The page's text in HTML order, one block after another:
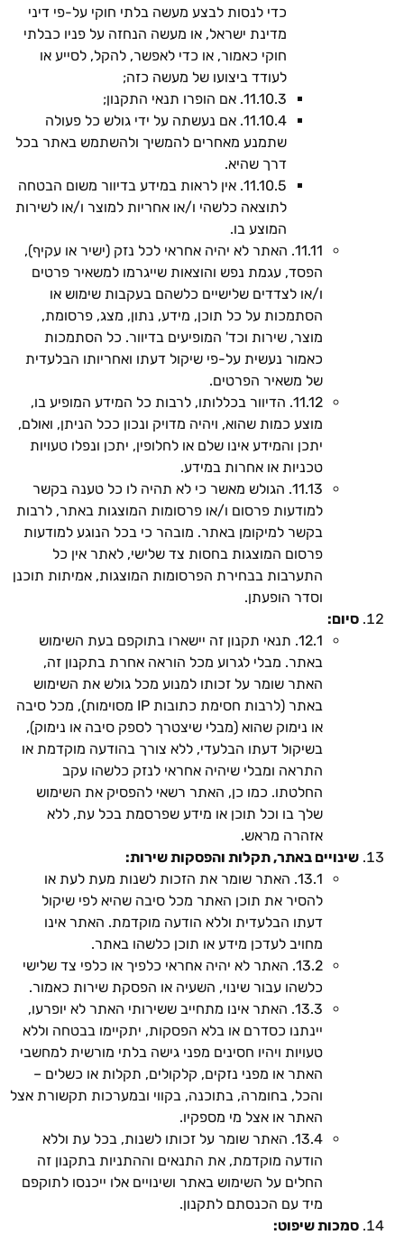
כדי לנסות לבצע מעשה בלתי חוקי על-פי דיני
מדינת ישראל, או מעשה הנחזה על פניו כבלתי
חוקי כאמור, או כדי לאפשר, להקל, לסייע או
לעודד ביצועו של מעשה כזה;
11.10.3. אם הופרו תנאי התקנון;
11.10.4. אם נעשתה על ידי גולש כל פעולה
שתמנע מאחרים להמשיך ולהשתמש באתר בכל
דרך שהיא.
11.10.5. אין לראות במידע בדיוור משום הבטחה
לתוצאה כלשהי ו/או אחריות למוצר ו/או לשירות
המוצע בו.
11.11. האתר לא יהיה אחראי לכל נזק (ישיר או עקיף),
הפסד, עגמת נפש והוצאות שייגרמו למשאיר פרטים
ו/או לצדדים שלישיים כלשהם בעקבות שימוש או
הסתמכות על כל תוכן, מידע, נתון, מצג, פרסומת,
מוצר, שירות וכד' המופיעים בדיוור. כל הסתמכות
כאמור נעשית על-פי שיקול דעתו ואחריותו הבלעדית
של משאיר הפרטים.
11.12. הדיוור בכללותו, לרבות כל המידע המופיע בו,
מוצע כמות שהוא, ויהיה מדויק ונכון ככל הניתן, ואולם,
יתכן והמידע אינו שלם או לחלופין, יתכן ונפלו טעויות
טכניות או אחרות במידע.
11.13. הגולש מאשר כי לא תהיה לו כל טענה בקשר
למודעות פרסום ו/או פרסומות המוצגות באתר, לרבות
בקשר למיקומן באתר. מובהר כי בכל הנוגע למודעות
פרסום המוצגות בחסות צד שלישי, לאתר אין כל
התערבות בבחירת הפרסומות המוצגות, אמיתות תוכנן
וסדר הופעתן.
סיום:
12.1. תנאי תקנון זה יישארו בתוקפם בעת השימוש
באתר. מבלי לגרוע מכל הוראה אחרת בתקנון זה,
האתר שומר על זכותו למנוע מכל גולש את השימוש
באתר (לרבות חסימת כתובות IP מסוימות), מכל סיבה
או נימוק שהוא (מבלי שיצטרך לספק סיבה או נימוק),
בשיקול דעתו הבלעדי, ללא צורך בהודעה מוקדמת או
התראה ומבלי שיהיה אחראי לנזק כלשהו עקב
החלטתו. כמו כן, האתר רשאי להפסיק את השימוש
שלך בו וכל תוכן או מידע שפרסמת בכל עת, ללא
אזהרה מראש.
שינויים באתר, תקלות והפסקות שירות:
13.1. האתר שומר את הזכות לשנות מעת לעת או
להסיר את תוכן האתר מכל סיבה שהיא לפי שיקול
דעתו הבלעדית וללא הודעה מוקדמת. האתר אינו
מחויב לעדכן מידע או תוכן כלשהו באתר.
13.2. האתר לא יהיה אחראי כלפיך או כלפי צד שלישי
כלשהו עבור שינוי, השעיה או הפסקת שירות כאמור.
13.3. האתר אינו מתחייב ששירותי האתר לא יופרעו,
יינתנו כסדרם או בלא הפסקות, יתקיימו בבטחה וללא
טעויות ויהיו חסינים מפני גישה בלתי מורשית למחשבי
האתר או מפני נזקים, קלקולים, תקלות או כשלים –
והכל, בחומרה, בתוכנה, בקווי ובמערכות תקשורת אצל
האתר או אצל מי מספקיו.
13.4. האתר שומר על זכותו לשנות, בכל עת וללא
הודעה מוקדמת, את התנאים וההתניות בתקנון זה
החלים על השימוש באתר ושינויים אלו ייכנסו לתוקפם
מיד עם הכנסתם לתקנון.
סמכות שיפוט: